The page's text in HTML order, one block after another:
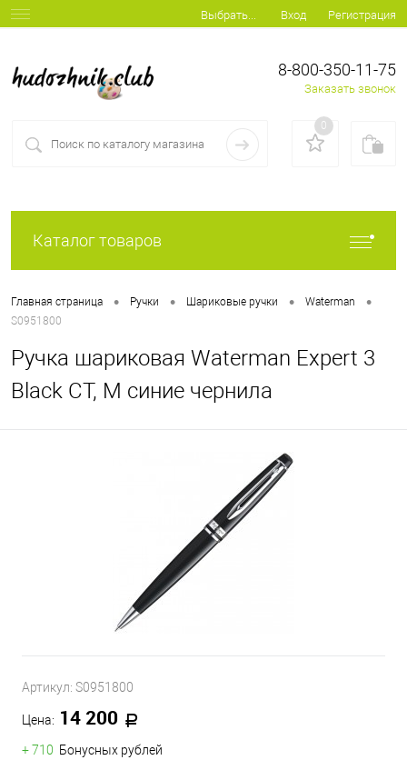
Выбрать... Вход Регистрация
8-800-350-11-75
Заказать звонок
0
Каталог товаров
Главная страница • Ручки • Шариковые ручки • Waterman •
S0951800
Ручка шариковая Waterman Expert 3
Black CT, M синие чернила
Артикул: S0951800
Цена: 14 200
+ 710 Бонусных рублей